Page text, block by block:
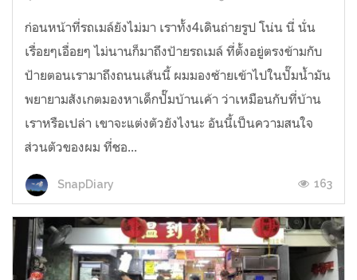
ก่อนหน้าที่รถเมล์ยังไม่มา เราทั้ง4เดินถ่ายรูป โน่น นี่ นั่น
เรื่อยๆเอื่อยๆ ไม่นานก็มาถึงป้ายรถเมล์ ที่ตั้งอยู่ตรงข้ามกับ
ป้ายตอนเรามาถึงถนนเส้นนี้ ผมมองซ้ายเข้าไปในปั๊มน้ำมัน
พยายามสังเกตมองหาเด็กปั๊มบ้านเค้า ว่าเหมือนกับที่บ้าน
เราหรือเปล่า เขาจะแต่งตัวยังไงนะ อันนี้เป็นความสนใจ
ส่วนตัวของผม ที่ชอ...
SnapDiary 163